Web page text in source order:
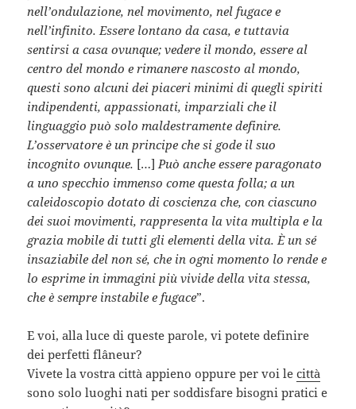
nell’ondulazione, nel movimento, nel fugace e
nell’infinito. Essere lontano da casa, e tuttavia
sentirsi a casa ovunque; vedere il mondo, essere al
centro del mondo e rimanere nascosto al mondo,
questi sono alcuni dei piaceri minimi di quegli spiriti
indipendenti, appassionati, imparziali che il
linguaggio può solo maldestramente definire.
L’osservatore è un principe che si gode il suo
incognito ovunque. […] Può anche essere paragonato
a uno specchio immenso come questa folla; a un
caleidoscopio dotato di coscienza che, con ciascuno
dei suoi movimenti, rappresenta la vita multipla e la
grazia mobile di tutti gli elementi della vita. È un sé
insaziabile del non sé, che in ogni momento lo rende e
lo esprime in immagini più vivide della vita stessa,
che è sempre instabile e fugace”.
E voi, alla luce di queste parole, vi potete definire
dei perfetti flâneur?
Vivete la vostra città appieno oppure per voi lecittà
sono solo luoghi nati per soddisfare bisogni pratici e